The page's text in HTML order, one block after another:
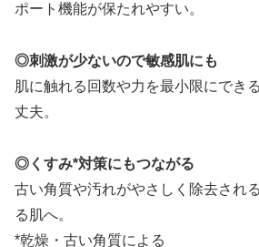
ポート機能が保たれやすい。
◎刺激が少ないので敏感肌にも
肌に触れる回数や力を最小限にでき
丈夫。
◎ くすみ*対策にもつながる
古い角質や汚れがやさしく除去され
る肌へ。
*乾燥・古い角質による